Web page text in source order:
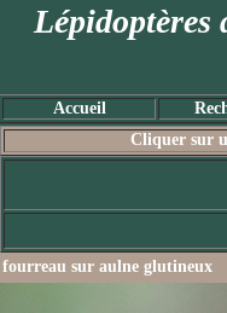
Lépidoptères
Accueil
Cliquer sur
fourreau sur aulne glutineux